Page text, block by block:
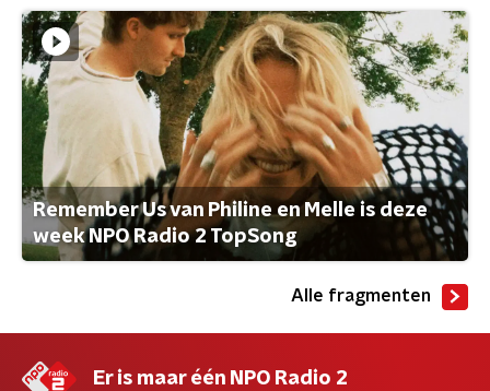
Remember Us van Philine en Melle is deze
week NPO Radio 2 TopSong
Alle fragmenten
Er is maar één NPO Radio 2